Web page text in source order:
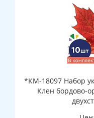
*КМ-18097 Набор
Клен бордово-